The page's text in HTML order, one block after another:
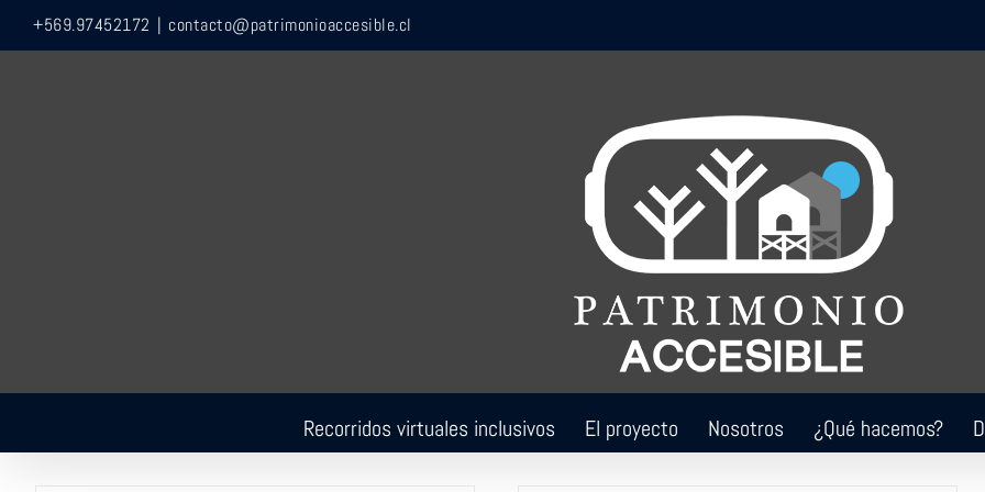
Saltar
al
+569.97452172 | contacto@patrimonioaccesible.cl
Recorridos virtuales inclusivos El proyecto Nosotros ¿Qué hacemos?